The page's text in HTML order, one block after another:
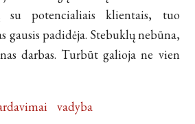
su potencialiais klientais, tuo
gausis padidėja. Stebuklų nebūna,
darbas. Turbūt galioja ne vien
vadyba